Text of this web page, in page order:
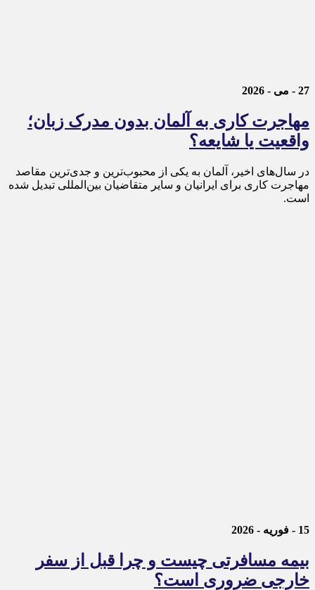
27 - می - 2026
مهاجرت کاری به آلمان بدون مدرک زبان؛
واقعیت یا شایعه؟
در سال‌های اخیر، آلمان به یکی از محبوب‌ترین و جدی‌ترین مقاصد
مهاجرت کاری برای ایرانیان و سایر متقاضیان بین‌المللی تبدیل شده
است.
15 - فوریه - 2026
بیمه مسافرتی چیست و چرا قبل از سفر
خارجی ضروری است؟